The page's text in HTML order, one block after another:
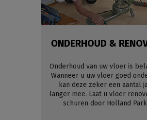
ONDERHOUD &
Onderhoud van uw vloer is
Wanneer u uw vloer goed
kan deze zeker een aantal
langer mee. Laat u vloer
schuren door Holland